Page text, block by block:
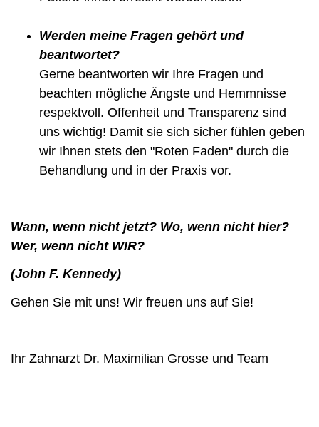
Werden meine Fragen gehört und
beantwortet?
Gerne beantworten wir Ihre Fragen und
beachten mögliche Ängste und Hemmnisse
respektvoll. Offenheit und Transparenz sind
uns wichtig! Damit sie sich sicher fühlen geben
wir Ihnen stets den "Roten Faden" durch die
Behandlung und in der Praxis vor.
Wann, wenn nicht jetzt? Wo, wenn nicht hier?
Wer, wenn nicht WIR?
(John F. Kennedy)
Gehen Sie mit uns! Wir freuen uns auf Sie!
Ihr Zahnarzt Dr. Maximilian Grosse und Team